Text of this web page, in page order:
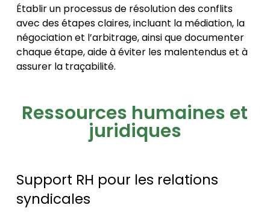
Établir un processus de résolution des conflits
avec des étapes claires, incluant la médiation, la
négociation et l’arbitrage, ainsi que documenter
chaque étape, aide à éviter les malentendus et à
assurer la traçabilité.
Ressources humaines et
juridiques
Support RH pour les relations
syndicales